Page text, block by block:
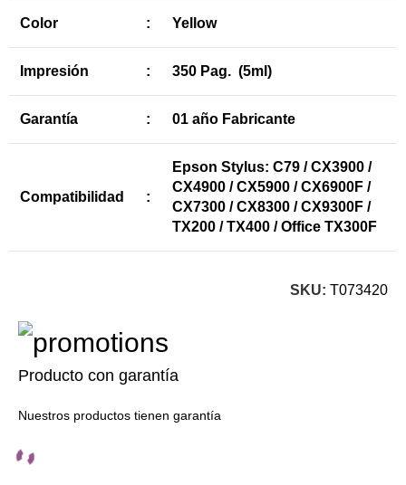
Color : Yellow
Impresión : 350 Pag. (5ml)
Garantía : 01 año Fabricante
Compatibilidad :
Epson Stylus: C79 / CX3900 /
CX4900 / CX5900 / CX6900F /
CX7300 / CX8300 / CX9300F /
TX200 / TX400 / Office TX300F
SKU: T073420
Producto con garantía
Nuestros productos tienen garantía